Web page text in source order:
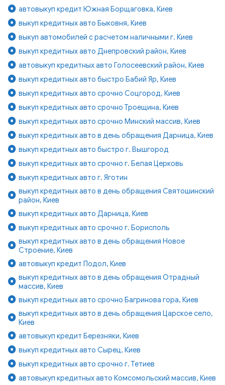
автовыкуп кредит Южная Борщаговка, Киев
выкуп кредитных авто Быковня, Киев
выкуп автомобилей с расчетом наличными г. Киев
выкуп кредитных авто Днепровский район, Киев
автовыкуп кредитных авто Голосеевский район, Киев
выкуп кредитных авто быстро Бабий Яр, Киев
выкуп кредитных авто срочно Соцгород, Киев
выкуп кредитных авто срочно Троещина, Киев
выкуп кредитных авто срочно Минский массив, Киев
выкуп кредитных авто в день обращения Дарница, Киев
выкуп кредитных авто быстро г. Вышгород
выкуп кредитных авто срочно г. Белая Церковь
выкуп кредитных авто г. Яготин
выкуп кредитных авто в день обращения Святошинский
район, Киев
выкуп кредитных авто Дарница, Киев
выкуп кредитных авто срочно г. Борисполь
выкуп кредитных авто в день обращения Новое
Строение, Киев
автовыкуп кредит Подол, Киев
выкуп кредитных авто в день обращения Отрадный
массив, Киев
выкуп кредитных авто срочно Багринова гора, Киев
выкуп кредитных авто в день обращения Царское село,
Киев
автовыкуп кредит Березняки, Киев
выкуп кредитных авто Сырец, Киев
выкуп кредитных авто срочно г. Тетиев
автовыкуп кредитных авто Комсомольский массив, Киев